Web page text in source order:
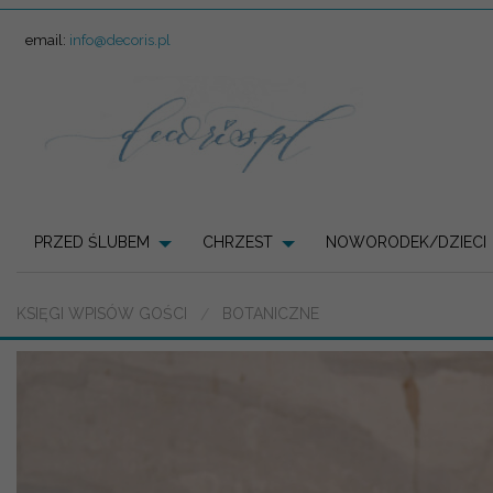
email: info@decoris.pl
PRZED ŚLUBEM CHRZEST NOWORODEK/DZIECI
KSIĘGI WPISÓW GOŚCI BOTANICZNE